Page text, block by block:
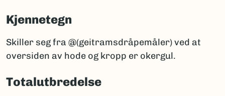
Kjennetegn
Skiller seg fra @(geitramsdråpemåler) ved at
oversiden av hode og kropp er okergul.
Totalutbredelse